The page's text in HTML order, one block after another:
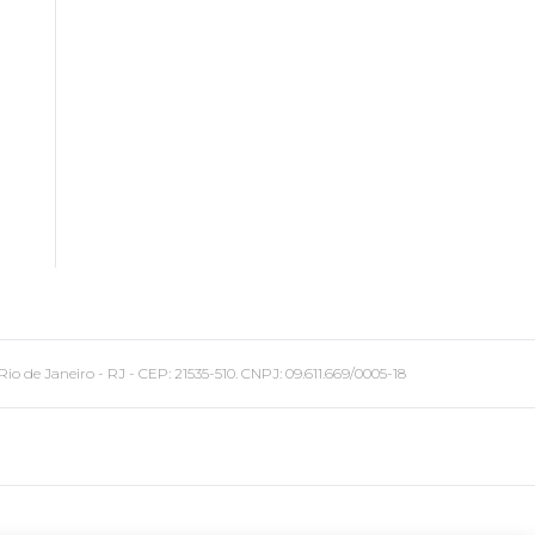
Janeiro - RJ - CEP: 21535-510. CNPJ: 09.611.669/0005-18